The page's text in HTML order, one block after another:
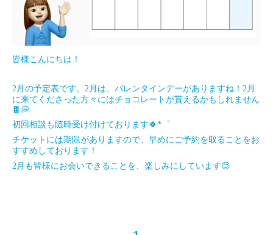
皆様こんにちは！
2月の予定表です。2月は、バレンタインデーがありますね！2月
に来てくださった方々にはチョコレートが貰えるかもしれません
🍫💭
初回相談も随時受け付けております🍀*゜
チケットには期限がありますので、早めにご予約を取ることをお
すすめしております！
2月も皆様にお会いできることを、楽しみにしています😊